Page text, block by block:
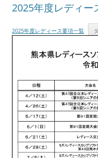
2025年度レディー
2025年度レディース要項一覧